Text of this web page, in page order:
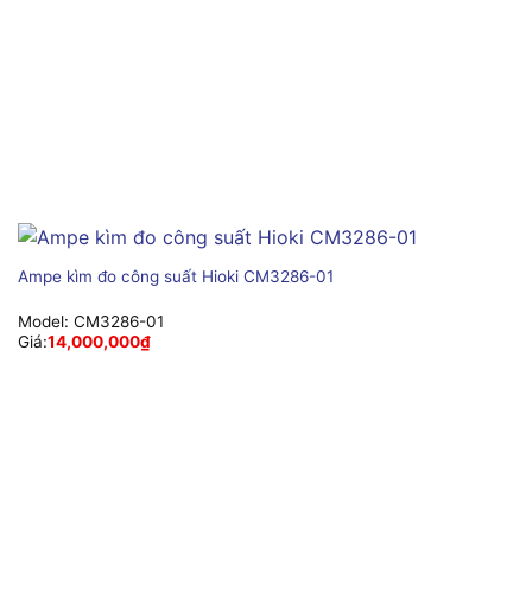
Ampe kìm đo công suất Hioki CM3286-01
Model: CM3286-01
Giá:14,000,000₫